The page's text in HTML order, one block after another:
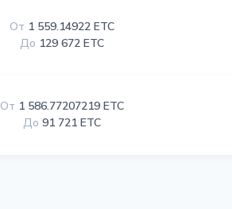
От 1 559.14922 ETC
До 129 672 ETC
От 1 586.77207219 ETC
До 91 721 ETC